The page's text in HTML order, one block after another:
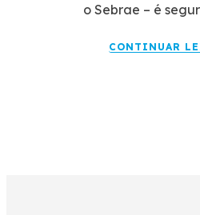
o Sebrae – é
CONTINUAR